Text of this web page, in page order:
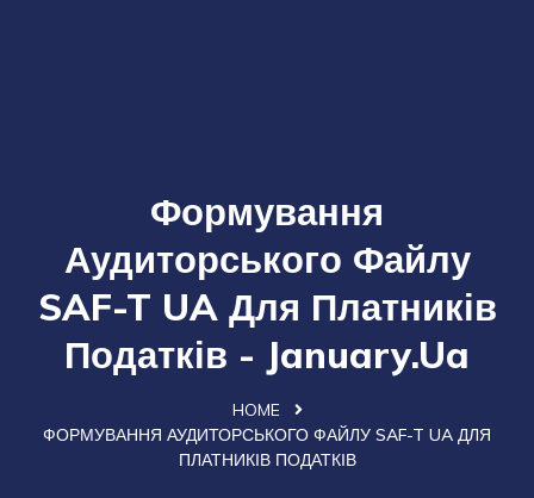
Формування
Аудиторського Файлу
SAF-T UA Для Платників
Податків - January.ua
HOME
ФОРМУВАННЯ АУДИТОРСЬКОГО ФАЙЛУ SAF-T UA ДЛЯ
ПЛАТНИКІВ ПОДАТКІВ